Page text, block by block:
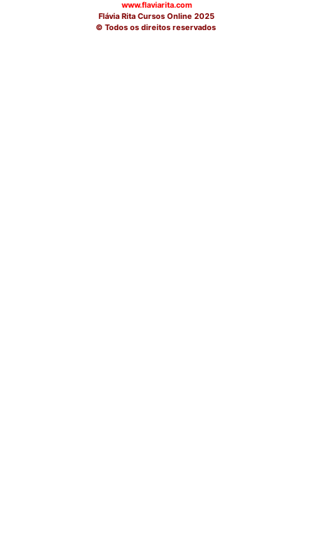
www.flaviarita.com
Flávia Rita Cursos Online 2025
© Todos os direitos reservados